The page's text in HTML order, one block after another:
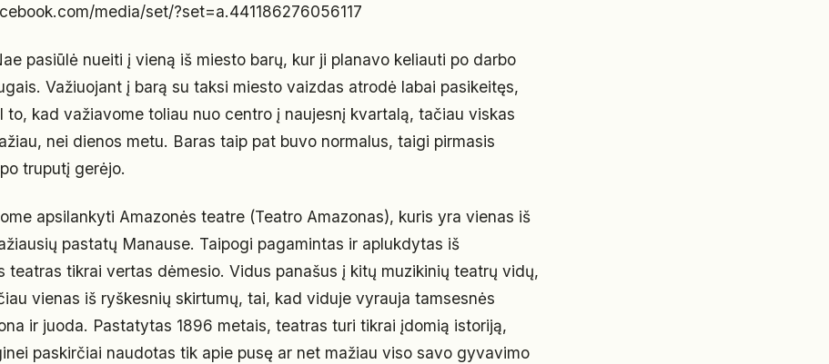
media/set/?set=a.441186276056117
pasiūlė nueiti į vieną iš miesto barų, kur ji planavo keliauti po darbo
Važiuojant į barą su taksi miesto vaizdas atrodė labai pasikeitęs,
to, kad važiavome toliau nuo centro į naujesnį kvartalą, tačiau viskas
nei dienos metu. Baras taip pat buvo normalus, taigi pirmasis
truputį gerėjo.
apsilankyti Amazonės teatre (Teatro Amazonas), kuris yra vienas iš
pastatų Manause. Taipogi pagamintas ir aplukdytas iš
teatras tikrai vertas dėmesio. Vidus panašus į kitų muzikinių teatrų vidų,
vienas iš ryškesnių skirtumų, tai, kad viduje vyrauja tamsesnės
ir juoda. Pastatytas 1896 metais, teatras turi tikrai įdomią istoriją,
paskirčiai naudotas tik apie pusę ar net mažiau viso savo gyvavimo